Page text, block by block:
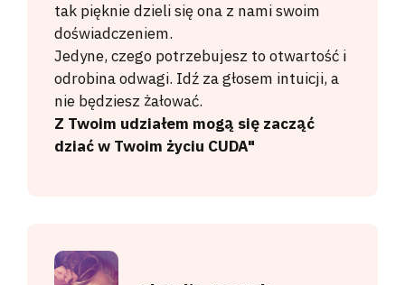
tak pięknie dzieli się ona z nami swoim
doświadczeniem.
Jedyne, czego potrzebujesz to otwartość i
odrobina odwagi. Idź za głosem intuicji, a
nie będziesz żałować.
Z Twoim udziałem mogą się zacząć
dziać w Twoim życiu CUDA"